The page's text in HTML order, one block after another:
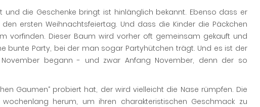
die Geschenke bringt ist hinlänglich bekannt. Ebenso dass er
ersten Weihnachtsfeiertag. Und dass die Kinder die Päckchen
vorfinden. Dieser Baum wird vorher oft gemeinsam gekauft und
bunte Party, bei der man sogar Partyhütchen trägt. Und es ist der
begann - und zwar Anfang November, denn der so
Gaumen“ probiert hat, der wird vielleicht die Nase rümpfen. Die
herum, um ihren charakteristischen Geschmack zu